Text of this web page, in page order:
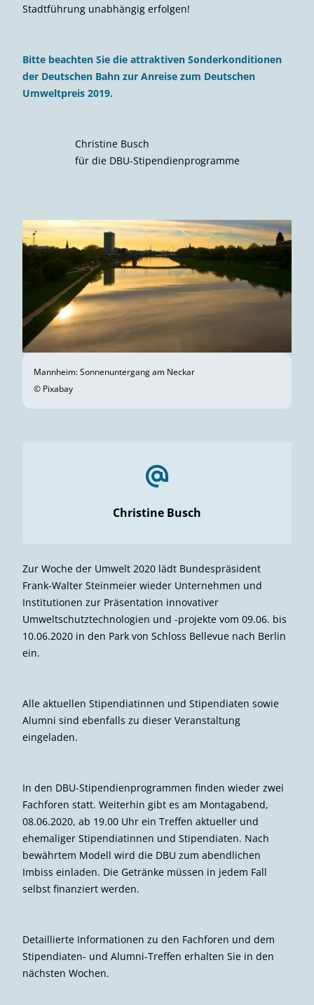
Stadtführung unabhängig erfolgen!
Bitte beachten Sie die attraktiven Sonderkonditionen
der Deutschen Bahn zur Anreise zum Deutschen
Umweltpreis 2019.
Christine Busch
für die DBU-Stipendienprogramme
Mannheim: Sonnenuntergang am Neckar
© Pixabay
Christine Busch
Zur Woche der Umwelt 2020 lädt Bundespräsident
Frank-Walter Steinmeier wieder Unternehmen und
Institutionen zur Präsentation innovativer
Umweltschutztechnologien und -projekte vom 09.06. bis
10.06.2020 in den Park von Schloss Bellevue nach Berlin
ein.
Alle aktuellen Stipendiatinnen und Stipendiaten sowie
Alumni sind ebenfalls zu dieser Veranstaltung
eingeladen.
In den DBU-Stipendienprogrammen finden wieder zwei
Fachforen statt. Weiterhin gibt es am Montagabend,
08.06.2020, ab 19.00 Uhr ein Treffen aktueller und
ehemaliger Stipendiatinnen und Stipendiaten. Nach
bewährtem Modell wird die DBU zum abendlichen
Imbiss einladen. Die Getränke müssen in jedem Fall
selbst finanziert werden.
Detaillierte Informationen zu den Fachforen und dem
Stipendiaten- und Alumni-Treffen erhalten Sie in den
nächsten Wochen.